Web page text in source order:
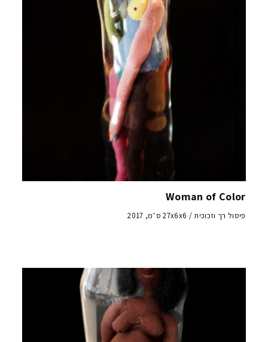
Woman of Color
פיסול רך וזכוכית / 27x6x6 ס״מ, 2017